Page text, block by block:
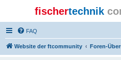
fischertechnik
FAQ
Website der ftcommunity Foren-